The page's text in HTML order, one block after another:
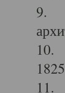
9.
10.
11.